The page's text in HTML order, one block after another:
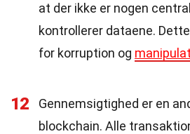
at der ikke er nogen
kontrollerer dataene.
for korruption og
12
Gennemsigtighed er en
blockchain. Alle